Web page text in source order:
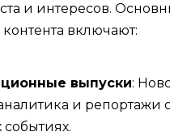
и интересов.
включают:
выпуски:
и репортажи